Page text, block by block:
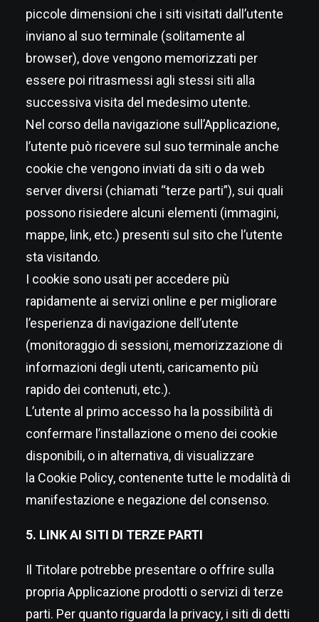
piccole dimensioni che i siti visitati dall’utente
inviano al suo terminale (solitamente al
browser), dove vengono memorizzati per
essere poi ritrasmessi agli stessi siti alla
successiva visita del medesimo utente.
Nel corso della navigazione sull’Applicazione,
l’utente può ricevere sul suo terminale anche
cookie che vengono inviati da siti o da web
server diversi (chiamati “terze parti”), sui quali
possono risiedere alcuni elementi (immagini,
mappe, link, etc.) presenti sul sito che l’utente
sta visitando.
I cookie sono usati per accedere più
rapidamente ai servizi online e per migliorare
l’esperienza di navigazione dell’utente
(monitoraggio di sessioni, memorizzazione di
informazioni degli utenti, caricamento più
rapido dei contenuti, etc.).
L’utente al primo accesso ha la possibilità di
confermare l’installazione o meno dei cookie
disponibili, o in alternativa, di visualizzare
la Cookie Policy, contenente tutte le modalità di
manifestazione e negazione del consenso.
5. LINK AI SITI DI TERZE PARTI
Il Titolare potrebbe presentare o offrire sulla
propria Applicazione prodotti o servizi di terze
parti. Per quanto riguarda la privacy, i siti di detti